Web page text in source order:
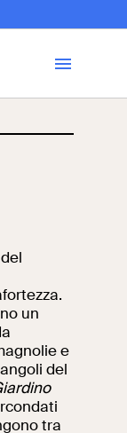
aperto
eventi
un
e
del
tra